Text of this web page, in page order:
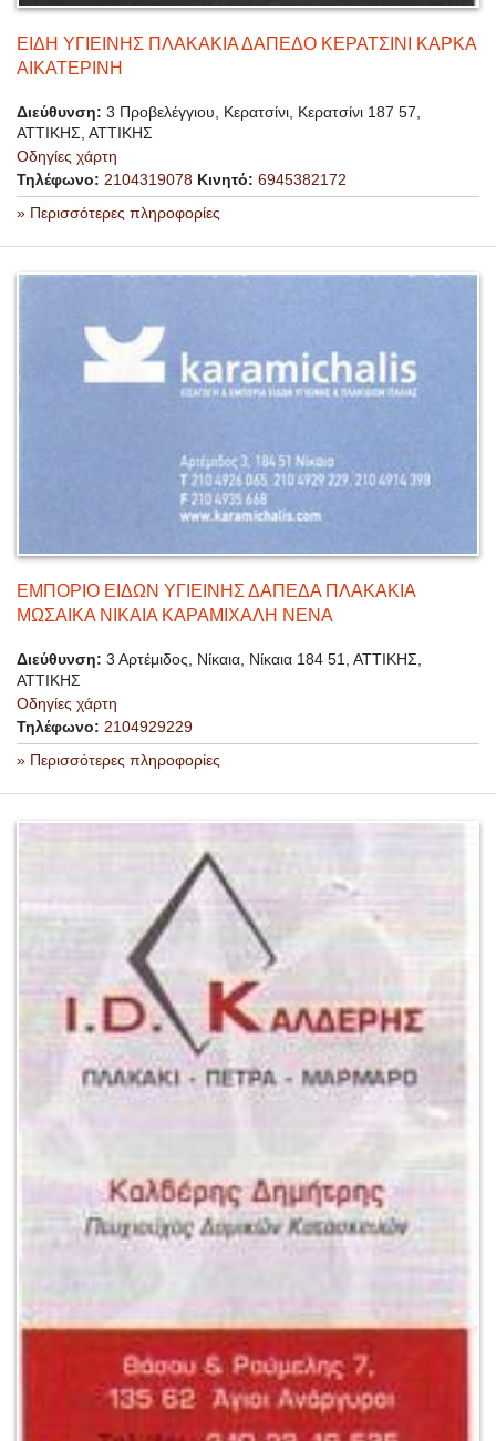
ΕΙΔΗ ΥΓΙΕΙΝΗΣ ΠΛΑΚΑΚΙΑ ΔΑΠΕΔΟ ΚΕΡΑΤΣΙΝΙ ΚΑΡΚΑ
ΑΙΚΑΤΕΡΙΝΗ
Διεύθυνση: 3 Προβελέγγιου, Κερατσίνι, Κερατσίνι 187 57,
ΑΤΤΙΚΗΣ, ΑΤΤΙΚΗΣ
Οδηγίες χάρτη
Τηλέφωνο: 2104319078 Κινητό: 6945382172
» Περισσότερες πληροφορίες
ΕΜΠΟΡΙΟ ΕΙΔΩΝ ΥΓΙΕΙΝΗΣ ΔΑΠΕΔΑ ΠΛΑΚΑΚΙΑ
ΜΩΣΑΙΚΑ ΝΙΚΑΙΑ ΚΑΡΑΜΙΧΑΛΗ ΝΕΝΑ
Διεύθυνση: 3 Αρτέμιδος, Νίκαια, Νίκαια 184 51, ΑΤΤΙΚΗΣ,
ΑΤΤΙΚΗΣ
Οδηγίες χάρτη
Τηλέφωνο: 2104929229
» Περισσότερες πληροφορίες